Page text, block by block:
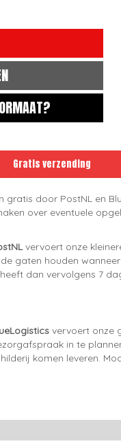
Gratis verzending
gratis door PostNL en
over eventuele
vervoert onze
gaten houden
dan vervolgens 7
vervoert onze
in te
komen leveren.